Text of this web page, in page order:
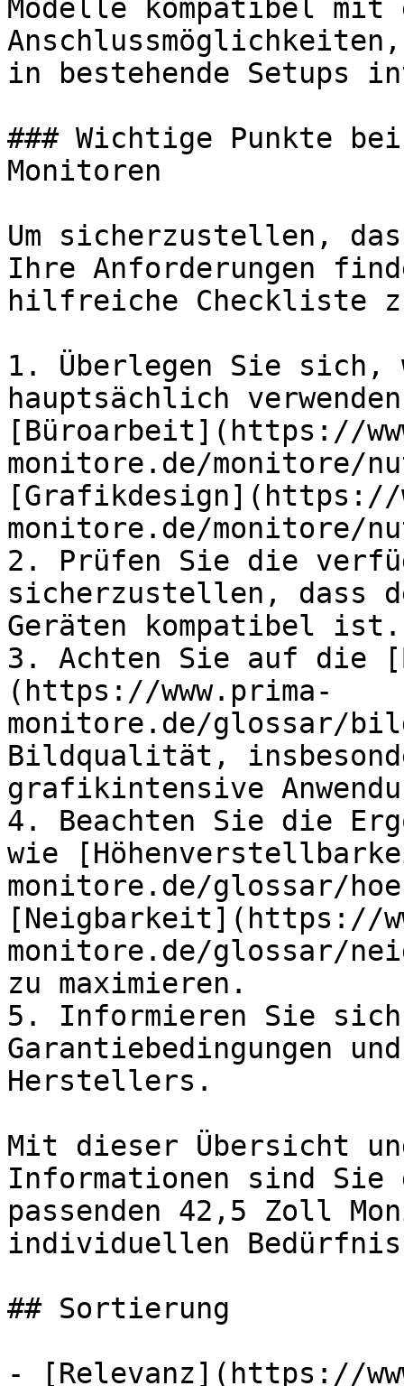
Modelle kompatibel
in bestehende Setups
### Wichtige Punkte
Monitoren
Um sicherzustellen,
Ihre Anforderungen
hilfreiche Checkliste
1. Überlegen Sie sich,
hauptsächlich
[Büroarbeit](https://
monitore.de/monitore/
[Grafikdesign](https://
monitore.de/monitore/
2. Prüfen Sie die
sicherzustellen, dass
Geräten kompatibel ist.
3. Achten Sie auf die
(https://www.prima-
monitore.de/glossar/
Bildqualität,
grafikintensive
4. Beachten Sie die
wie
monitore.de/glossar/
[Neigbarkeit](https://
monitore.de/glossar/
zu maximieren.
5. Informieren Sie
Garantiebedingungen
Herstellers.
Mit dieser Übersicht
Informationen sind Sie
passenden 42,5 Zoll
individuellen
## Sortierung
- [Relevanz](https://